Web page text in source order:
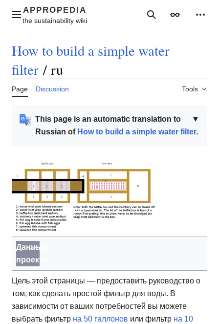
contentMain menu SearchAppearance
How to build a simple water
filter / ru
Page Discussion Tools
▼
This page is an automatic translation to
Russian of How to build a simple water filter.
Данные
проекта
Цель этой страницы — предоставить руководство о
том, как сделать простой фильтр для воды. В
зависимости от ваших потребностей вы можете
выбрать фильтр на 50 галлонов или фильтр на 10